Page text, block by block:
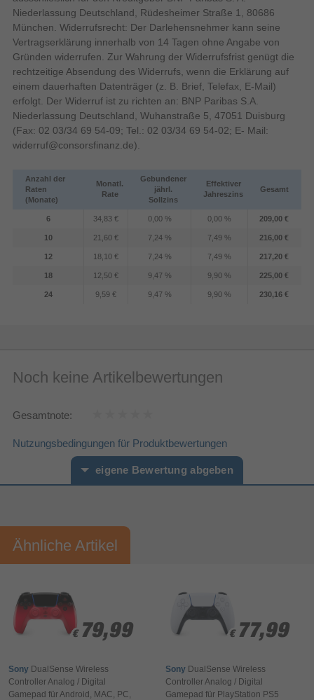
Produktfarbe Schwarz, Weiß
Leistung
Eingebaute Batterie
Energiequelle
Akku-/Batterietyp
Warentarifnummer (HS) 9504 5000 00
Ursprungsland China
Verpackungsinformation
Verpackungstiefe 212 mm
106 mm
197 mm
Karton mit Aufhänger
D-pad
Herstellerartikelnummer 711719586555
Niederlassung Deutschland, Rüdesheimer Straße 1, 80686
München. Widerrufsrecht: Der Darlehensnehmer kann seine
Vertragserklärung innerhalb von 14 Tagen ohne Angabe von
Gründen widerrufen. Zur Wahrung der Widerrufsfrist genügt die
rechtzeitige Absendung des Widerrufs, wenn die Erklärung auf
einem dauerhaften Datenträger (z. B. Brief, Telefax, E-Mail)
erfolgt. Der Widerruf ist zu richten an: BNP Paribas S.A.
Niederlassung Deutschland, Wuhanstraße 5, 47051 Duisburg
(Fax: 02 03/34 69 54-09; Tel.: 02 03/34 69 54-02; E- Mail:
widerruf@consorsfinanz.de).
Anzahl der
Raten
(Monate)
Monatl.
Rate
Gebundener
jährl.
Sollzins
Effektiver
Jahreszins
Gesamt
6 34,83 € 0,00 % 0,00 % 209,00 €
10 21,60 € 7,24 % 7,49 % 216,00 €
12 18,10 € 7,24 % 7,49 % 217,20 €
18 12,50 € 9,47 % 9,90 % 225,00 €
24 9,59 € 9,47 % 9,90 % 230,16 €
Noch keine Artikelbewertungen
Gesamtnote:
Nutzungsbedingungen für Produktbewertungen
eigene Bewertung abgeben
Ihre Bewertung:
Ihr Kommentar*
Ähnliche Artikel
€ 79,99
€ 79,99
Sony DualSense Wireless
Controller Analog / Digital
Gamepad für Android, MAC, PC,
€ 77,99
€ 77,99
Sony DualSense Wireless
Controller Analog / Digital
Gamepad für PlayStation PS5